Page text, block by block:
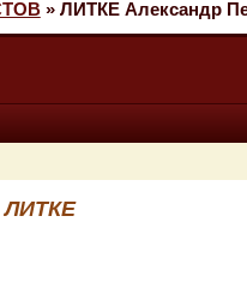
» ЛИТКЕ Александр